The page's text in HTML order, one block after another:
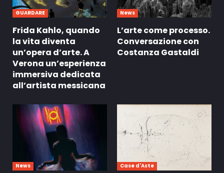
GUARDARE
Frida Kahlo, quando
la vita diventa
un’opera d’arte. A
Verona un’esperienza
immersiva dedicata
all’artista messicana
News
L’arte come processo.
Conversazione con
Costanza Gastaldi
News Case d'Aste